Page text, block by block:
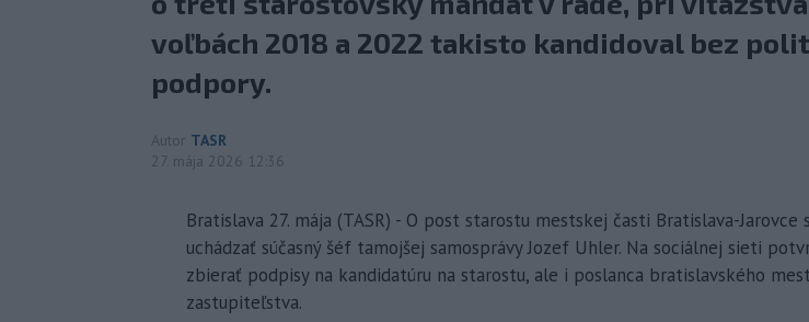
voľbách 2018 a 2022 takisto kandidoval bez
podpory.
Autor TASR
27. mája 2026 12:36
Bratislava 27. mája (TASR) - O post starostu mestskej časti Bratislava-Jarovce
uchádzať súčasný šéf tamojšej samosprávy Jozef Uhler. Na sociálnej sieti
zbierať podpisy na kandidatúru na starostu, ale i poslanca bratislavského
zastupiteľstva.